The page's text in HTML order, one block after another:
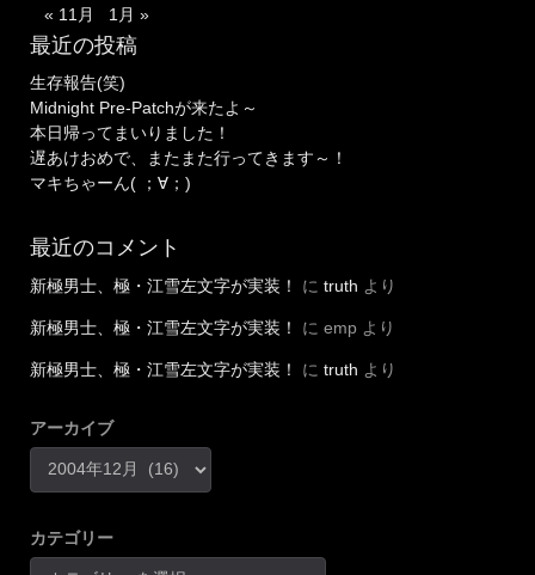
« 11月 1月 »
最近の投稿
生存報告(笑)
Midnight Pre-Patchが来たよ～
本日帰ってまいりました！
遅あけおめで、またまた行ってきます～！
マキちゃーん( ；∀；)
最近のコメント
新極男士、極・江雪左文字が実装！ に truth より
新極男士、極・江雪左文字が実装！ に emp より
新極男士、極・江雪左文字が実装！ に truth より
アーカイブ
カテゴリー